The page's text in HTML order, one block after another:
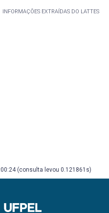
INFORMAÇÕES EXTRAÍDAS DO LATTES
(consulta levou 0.121861s)